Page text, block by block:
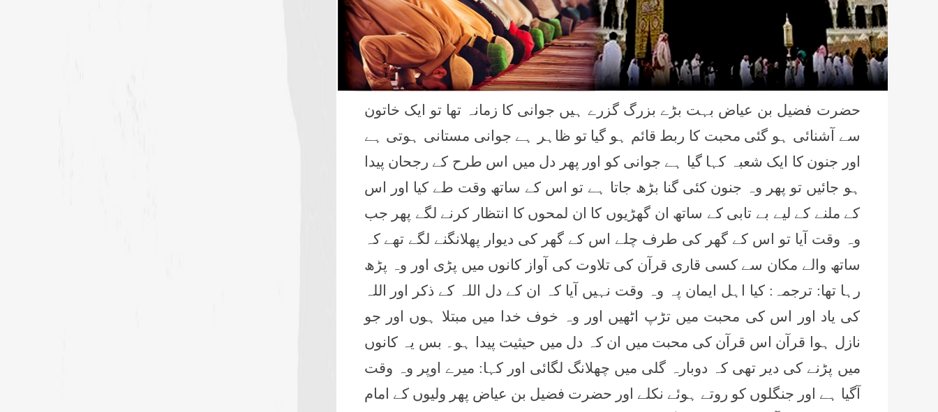
حضرت فضیل بن عیاض بہت بڑے بزرگ گزرے ہیں جوانی کا زمانہ تھا تو ایک خاتون
سے آشنائی ہو گئی محبت کا ربط قائم ہو گیا تو ظاہر ہے جوانی مستانی ہوتی ہے
اور جنون کا ایک شعبہ کہا گیا ہے جوانی کو اور پھر دل میں اس طرح کے رجحان پیدا
ہو جائیں تو پھر وہ جنون کئی گنا بڑھ جاتا ہے تو اس کے ساتھ وقت طے کیا اور اس
کے ملنے کے لیے بے تابی کے ساتھ ان گھڑیوں کا ان لمحوں کا انتظار کرنے لگے پھر جب
وہ وقت آیا تو اس کے گھر کی طرف چلے اس کے گھر کی دیوار پھلانگنے لگے تھے کہ
ساتھ والے مکان سے کسی قاری قرآن کی تلاوت کی آواز کانوں میں پڑی اور وہ پڑھ
رہا تھا: ترجمہ: کیا اہل ایمان پہ وہ وقت نہیں آیا کہ ان کے دل اللہ کے ذکر اور اللہ
کی یاد اور اس کی محبت میں تڑپ اٹھیں اور وہ خوف خدا میں مبتلا ہوں اور جو
نازل ہوا قرآن اس قرآن کی محبت میں ان کہ دل میں حیثیت پیدا ہو۔ بس یہ کانوں
میں پڑنے کی دیر تھی کہ دوبارہ گلی میں چھلانگ لگائی اور کہا: میرے اوپر وہ وقت
آگیا ہے اور جنگلوں کو روتے ہوئے نکلے اور حضرت فضیل بن عیاض پھر ولیوں کے امام